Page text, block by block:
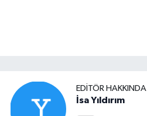
EDITÖR HAKKINDA
İsa Yıldırım